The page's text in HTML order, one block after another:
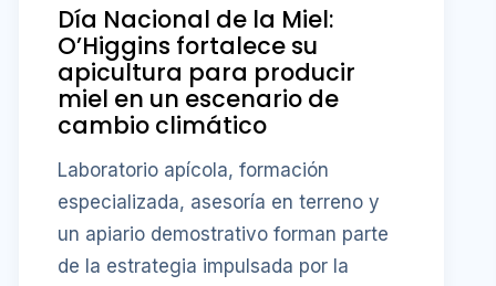
Día Nacional de la Miel:
O’Higgins fortalece su
apicultura para producir
miel en un escenario de
cambio climático
Laboratorio apícola, formación
especializada, asesoría en terreno y
un apiario demostrativo forman parte
de la estrategia impulsada por la